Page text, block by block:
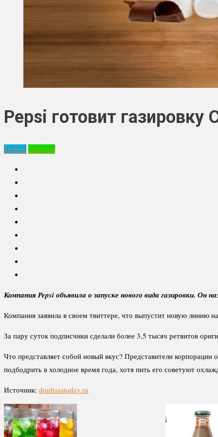
Pepsi готовит
Бизнес Напитки
Компания Pepsi объявила о запуске нового вида газировки.
Компания заявила в своем твиттере, что выпустит новую линию
За пару суток подписчики сделали более 3,5 тысяч ретвитов
Что представляет собой новый вкус? Представители
подбодрить в холодное время года, хотя пить его советуют
Источник: donbasstoday.ru